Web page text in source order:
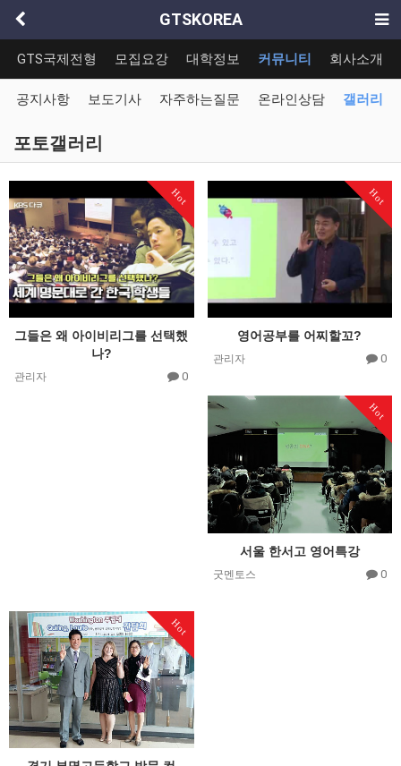
GTSKOREA
GTS국제전형 모집요강 대학정보 커뮤니티 회사소개
공지사항 보도기사 자주하는질문 온라인상담 갤러리
포토갤러리
Hot
그들은 왜 아이비리그를 선택했
나?
관리자 0
Hot
영어공부를 어찌할꼬?
관리자 0
Hot
서울 한서고 영어특강
굿멘토스 0
Hot